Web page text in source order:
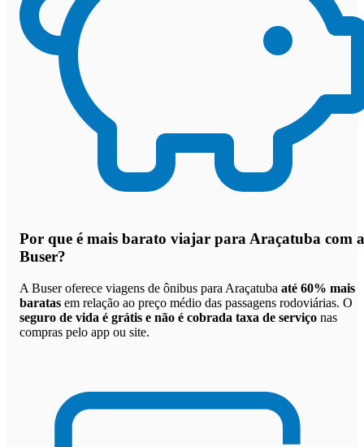
Por que é mais barato viajar para Araçatuba com a
Buser?
A Buser oferece viagens de ônibus para Araçatuba até 60% mais
baratas em relação ao preço médio das passagens rodoviárias. O
seguro de vida é grátis e não é cobrada taxa de serviço nas
compras pelo app ou site.